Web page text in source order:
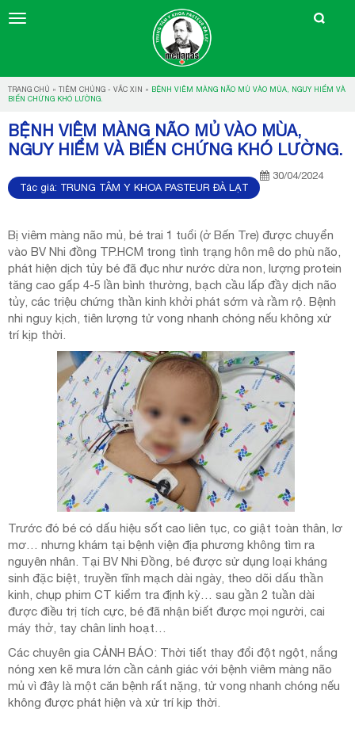
TRANG CHỦ » TIÊM CHỦNG - VẮC XIN » BỆNH VIÊM MÀNG NÃO MỦ VÀO MÙA, NGUY HIỂM VÀ
BIẾN CHỨNG KHÓ LƯỜNG.
BỆNH VIÊM MÀNG NÃO MỦ VÀO MÙA,
NGUY HIỂM VÀ BIẾN CHỨNG KHÓ LƯỜNG.
30/04/2024
Tác giả: TRUNG TÂM Y KHOA PASTEUR ĐÀ LẠT
Bị viêm màng não mủ, bé trai 1 tuổi (ở Bến Tre) được chuyển
vào BV Nhi đồng TP.HCM trong tình trạng hôn mê do phù não,
phát hiện dịch tủy bé đã đục như nước dừa non, lượng protein
tăng cao gấp 4-5 lần bình thường, bạch cầu lấp đầy dịch não
tủy, các triệu chứng thần kinh khởi phát sớm và rầm rộ. Bệnh
nhi nguy kịch, tiên lượng tử vong nhanh chóng nếu không xử
trí kịp thời.
Trước đó bé có dấu hiệu sốt cao liên tục, co giật toàn thân, lơ
mơ… nhưng khám tại bệnh viện địa phương không tìm ra
nguyên nhân. Tại BV Nhi Đồng, bé được sử dụng loại kháng
sinh đặc biệt, truyền tĩnh mạch dài ngày, theo dõi dấu thần
kinh, chụp phim CT kiểm tra định kỳ… sau gần 2 tuần dài
được điều trị tích cực, bé đã nhận biết được mọi người, cai
máy thở, tay chân linh hoạt…
Các chuyên gia CẢNH BÁO: Thời tiết thay đổi đột ngột, nắng
nóng xen kẽ mưa lớn cần cảnh giác với bệnh viêm màng não
mủ vì đây là một căn bệnh rất nặng, tử vong nhanh chóng nếu
không được phát hiện và xử trí kịp thời.